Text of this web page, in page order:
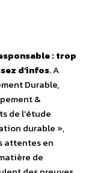
: trop
d’infos. A
Durable,
&
de l’étude
durable »,
attentes en
de